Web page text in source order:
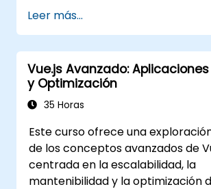
personalizados evitando la
innecesaria.
Leer más...
Vue.js Avanzado:
y Optimización
35 Horas
Este curso ofrece una
de los conceptos avanzados de
centrada en la escalabilidad, la
mantenibilidad y la optimización